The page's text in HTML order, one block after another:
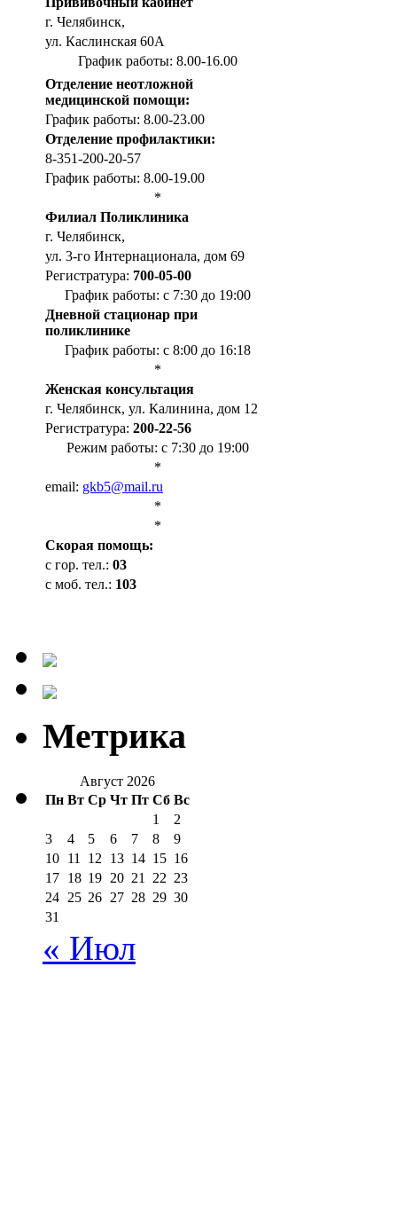
г. Челябинск,
ул. Каслинская 60А
График работы: 8.00-16.00
Отделение неотложной
медицинской помощи:
График работы: 8.00-23.00
Отделение профилактики:
8-351-200-20-57
График работы: 8.00-19.00
*
Филиал Поликлиника
г. Челябинск,
ул. 3-го Интернационала, дом 69
Регистратура: 700-05-00
График работы: с 7:30 до 19:00
Дневной стационар при
поликлинике
График работы: с 8:00 до 16:18
*
Женская консультация
г. Челябинск, ул. Калинина, дом 12
Регистратура: 200-22-56
Режим работы: с 7:30 до 19:00
*
email: gkb5@mail.ru
*
*
Cкорая помощь:
с гор. тел.: 03
с моб. тел.: 103
Метрика
Август 2026
Пн Вт Ср Чт Пт Сб Вс
1
2
3
4 5 6 7 8
9
10 11 12 13 14 15 16
17 18 19 20 21 22 23
24 25 26 27 28 29 30
31
« Июл